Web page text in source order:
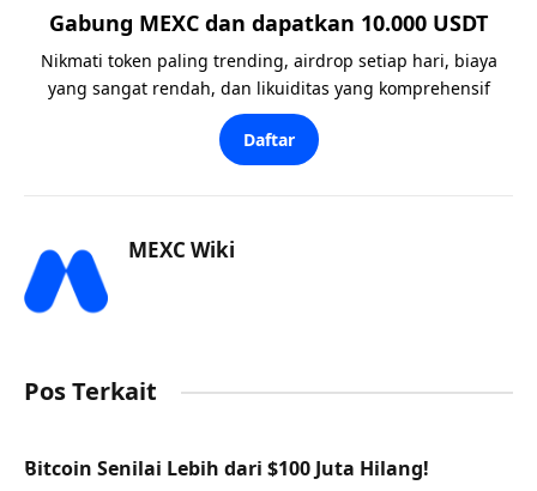
Gabung MEXC dan dapatkan 10.000 USDT
Nikmati token paling trending, airdrop setiap hari, biaya
yang sangat rendah, dan likuiditas yang komprehensif
Daftar
MEXC Wiki
Pos Terkait
Bitcoin Senilai Lebih dari $100 Juta Hilang!